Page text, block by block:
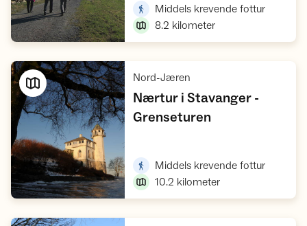
Middels krevende fottur,
8.2 kilometer
Nord-Jæren
Nærtur i Stavanger -
Grenseturen,
Middels krevende fottur,
10.2 kilometer